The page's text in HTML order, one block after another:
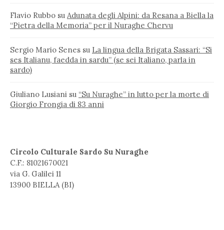
Flavio Rubbo su Adunata degli Alpini: da Resana a Biella la
“Pietra della Memoria” per il Nuraghe Chervu
Sergio Mario Senes su La lingua della Brigata Sassari: “Si
ses Italianu, faedda in sardu” (se sei Italiano, parla in
sardo)
Giuliano Lusiani su “Su Nuraghe” in lutto per la morte di
Giorgio Frongia di 83 anni
Circolo Culturale Sardo Su Nuraghe
C.F.: 81021670021
via G. Galilei 11
13900 BIELLA (BI)